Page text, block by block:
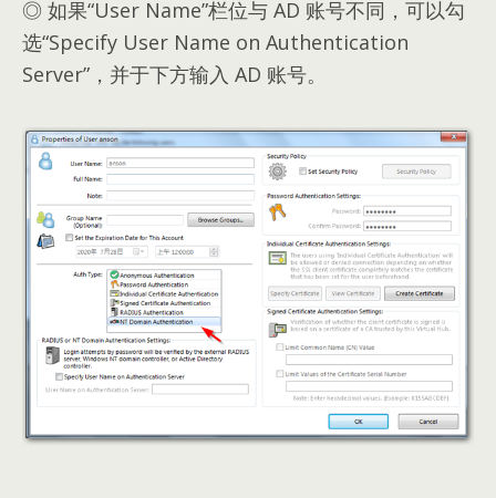
◎ 如果“User Name”栏位与 AD 账号不同，可以勾
选“Specify User Name on Authentication
Server”，并于下方输入 AD 账号。